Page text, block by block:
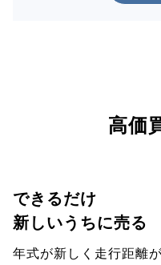
高価
できるだけ
新しいうちに売る
年式が新しく走行距離